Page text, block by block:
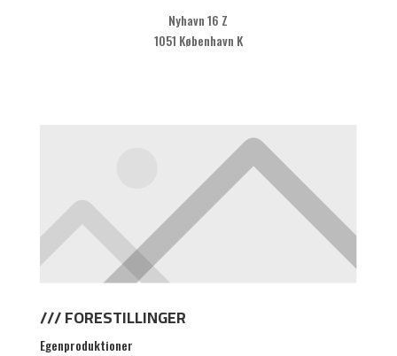
Nyhavn 16 Z
1051 København K
/// FORESTILLINGER
Egenproduktioner